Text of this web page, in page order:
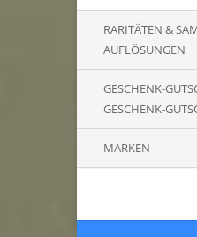
RARITÄTEN &
AUFLÖSUNGEN
GESCHENK-
GESCHENK-
MARKEN